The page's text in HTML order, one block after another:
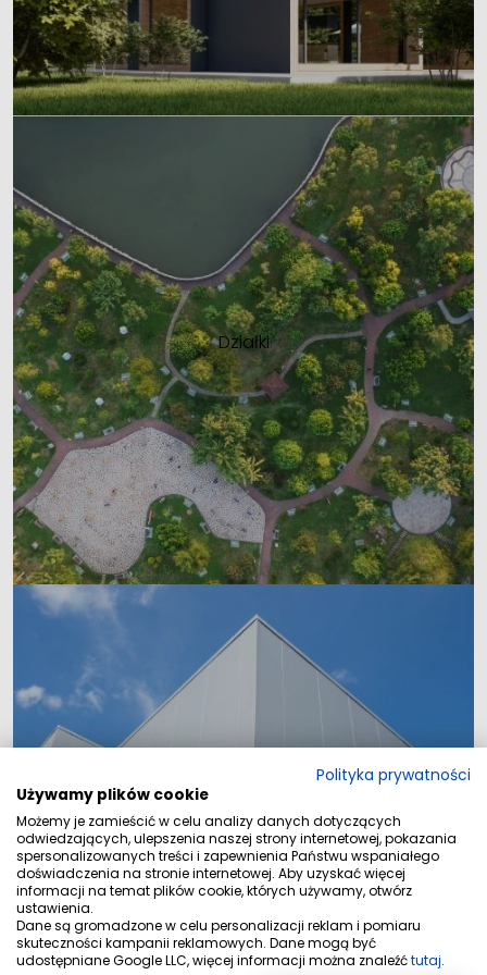
Działki
Lokale
Polityka prywatności
Używamy plików cookie
Możemy je zamieścić w celu analizy danych dotyczących
odwiedzających, ulepszenia naszej strony internetowej, pokazania
spersonalizowanych treści i zapewnienia Państwu wspaniałego
doświadczenia na stronie internetowej. Aby uzyskać więcej
informacji na temat plików cookie, których używamy, otwórz
ustawienia.
Dane są gromadzone w celu personalizacji reklam i pomiaru
skuteczności kampanii reklamowych. Dane mogą być
udostępniane Google LLC, więcej informacji można znaleźćtutaj.